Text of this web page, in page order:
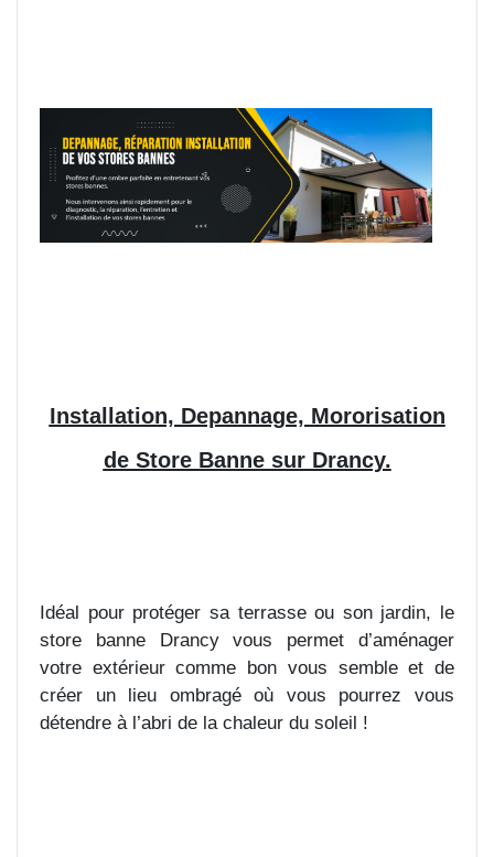
Installation, Depannage, Mororisation
de Store Banne sur Drancy.
Idéal pour protéger sa terrasse ou son jardin, le
store banne Drancy vous permet d’aménager
votre extérieur comme bon vous semble et de
créer un lieu ombragé où vous pourrez vous
détendre à l’abri de la chaleur du soleil !